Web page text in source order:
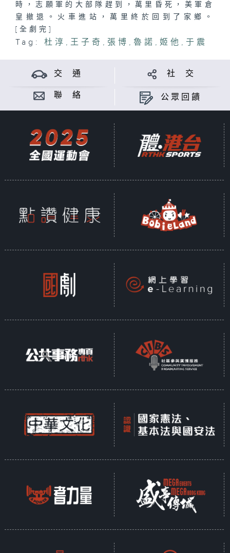
時，志願軍的大部隊趕到，萬里昏死，美軍倉
皇撤退。火車進站，萬里終於回到了家鄉。
[全劇完]
Tag: 杜淳 ,王子奇 , 張博 ,魯諾 ,姬他 , 于震
交 通 社 交
聯 絡 公眾回饋